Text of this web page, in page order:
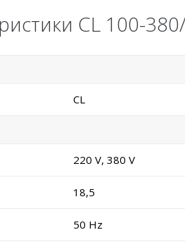
CL 100-
CL
220 V, 380 V
18,5
50 Hz